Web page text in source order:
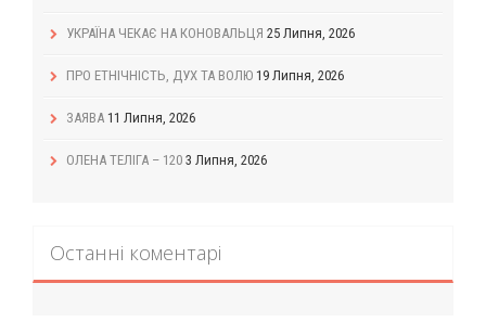
УКРАЇНА ЧЕКАЄ НА КОНОВАЛЬЦЯ 25 Липня, 2026
ПРО ЕТНІЧНІСТЬ, ДУХ ТА ВОЛЮ 19 Липня, 2026
ЗАЯВА 11 Липня, 2026
ОЛЕНА ТЕЛІГА – 120 3 Липня, 2026
Останні коментарі